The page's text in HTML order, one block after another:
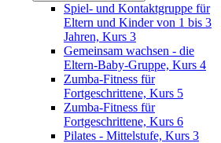
Spiel- und Kontaktgruppe für
Eltern und Kinder von 1 bis 3
Jahren, Kurs 3
Gemeinsam wachsen - die
Eltern-Baby-Gruppe, Kurs 4
Zumba-Fitness für
Fortgeschrittene, Kurs 5
Zumba-Fitness für
Fortgeschrittene, Kurs 6
Pilates - Mittelstufe, Kurs 3